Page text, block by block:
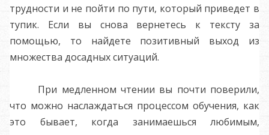
трудности и не пойти по пути, который приведет в
тупик. Если вы снова вернетесь к тексту за
помощью, то найдете позитивный выход из
множества досадных ситуаций.
При медленном чтении вы почти поверили,
что можно наслаждаться процессом обучения, как
это бывает, когда занимаешься любимым,